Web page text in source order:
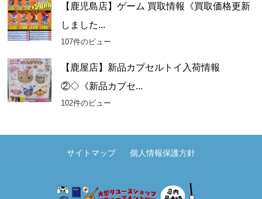
【鹿児島店】ゲーム 買取情報《買取価格更新
しました...
107件のビュー
【鹿屋店】新品カプセルトイ入荷情報
②◇《新品カプセ...
102件のビュー
サイトマップ 個人情報保護方針